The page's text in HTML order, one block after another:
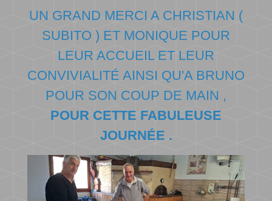
UN GRAND MERCI A CHRISTIAN (
SUBITO ) ET MONIQUE POUR
LEUR ACCUEIL ET LEUR
CONVIVIALITÉ AINSI QU'A BRUNO
POUR SON COUP DE MAIN ,
POUR CETTE FABULEUSE
JOURNÉE .